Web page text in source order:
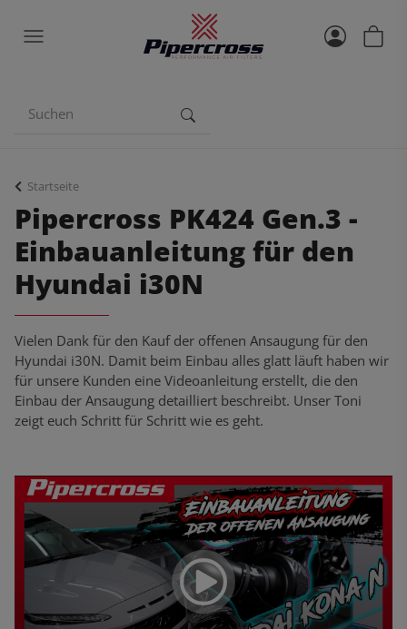
Startseite
Pipercross PK424 Gen.3 -
Einbauanleitung für den
Hyundai i30N
Vielen Dank für den Kauf der offenen Ansaugung für den
Hyundai i30N. Damit beim Einbau alles glatt läuft haben wir
für unsere Kunden eine Videoanleitung erstellt, die den
Einbau der Ansaugung detailliert beschreibt. Unser Toni
zeigt euch Schritt für Schritt wie es geht.